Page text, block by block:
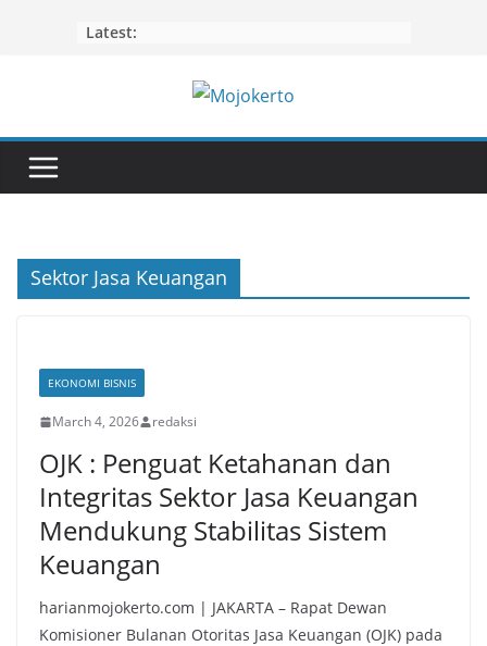
Latest:
Sektor Jasa Keuangan
EKONOMI BISNIS
March 4, 2026 redaksi
OJK : Penguat Ketahanan dan
Integritas Sektor Jasa Keuangan
Mendukung Stabilitas Sistem
Keuangan
harianmojokerto.com | JAKARTA – Rapat Dewan
Komisioner Bulanan Otoritas Jasa Keuangan (OJK) pada